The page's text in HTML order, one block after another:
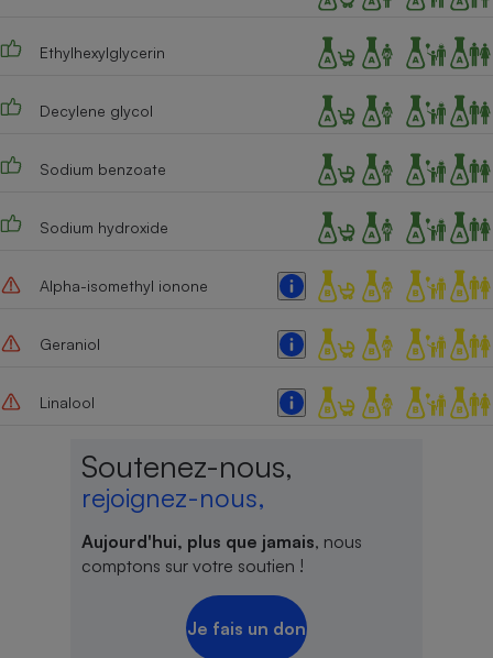
Ethylhexylglycerin
Decylene glycol
Sodium benzoate
Sodium hydroxide
Alpha-isomethyl ionone
Geraniol
Linalool
Soutenez-nous,
rejoignez-nous,
Aujourd'hui, plus que jamais, nous
comptons sur votre soutien !
Je fais un don